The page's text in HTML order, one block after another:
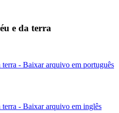
e da terra
- Baixar arquivo em português
terra - Baixar arquivo em inglês